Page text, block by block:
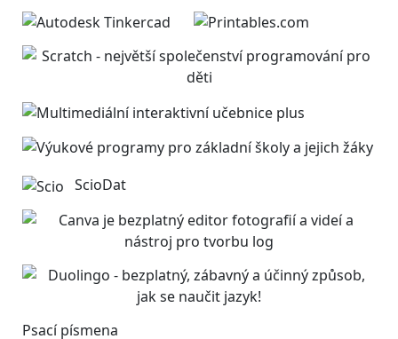
ScioDat
Psací písmena